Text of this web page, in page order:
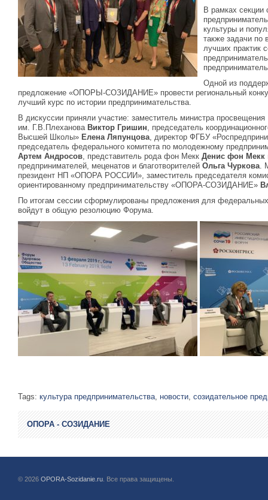
В рамках секции
культуры и
также задачи по
лучших практик
Одной из
предложение «ОПОРЫ-СОЗИДАНИЕ» провести региональный
лучший курс по истории предпринимательства.
В дискуссии приняли участие: заместитель министра
им. Г.В.Плеханова Виктор Гришин, председатель
Высшей Школы» Елена Ляпунцова, директор ФГБУ
председатель федерального комитета по молодежному
Артем Андросов, представитель рода фон Мекк Денис фон Мекк
предпринимателей, меценатов и благотворителей Ольга Чуркова.
президент НП «ОПОРА РОССИИ», заместитель председателя
ориентированному предпринимательству «ОПОРА-СОЗИДАНИЕ»
По итогам сессии сформулированы предложения для
войдут в общую резолюцию Форума.
Tags: культура предпринимательства, новости, созидательное
ОПОРА - СОЗИДАНИЕ
© 2026 OPORA-Sozidanie.ru . Все права защищены.